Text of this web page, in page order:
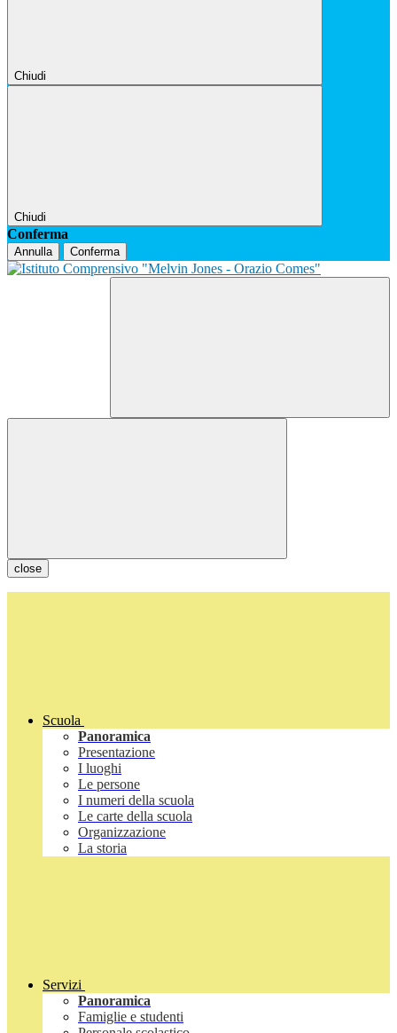
Chiudi
Chiudi
Conferma
Annulla Conferma
close
Scuola
Panoramica
Presentazione
I luoghi
Le persone
I numeri della scuola
Le carte della scuola
Organizzazione
La storia
Servizi
Panoramica
Famiglie e studenti